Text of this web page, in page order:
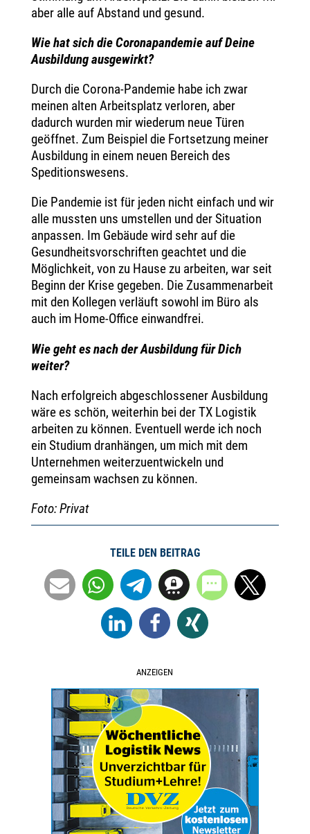
aber alle auf Abstand und gesund.
Wie hat sich die Coronapandemie auf Deine
Ausbildung ausgewirkt?
Durch die Corona-Pandemie habe ich zwar
meinen alten Arbeitsplatz verloren, aber
dadurch wurden mir wiederum neue Türen
geöffnet. Zum Beispiel die Fortsetzung meiner
Ausbildung in einem neuen Bereich des
Speditionswesens.
Die Pandemie ist für jeden nicht einfach und wir
alle mussten uns umstellen und der Situation
anpassen. Im Gebäude wird sehr auf die
Gesundheitsvorschriften geachtet und die
Möglichkeit, von zu Hause zu arbeiten, war seit
Beginn der Krise gegeben. Die Zusammenarbeit
mit den Kollegen verläuft sowohl im Büro als
auch im Home-Office einwandfrei.
Wie geht es nach der Ausbildung für Dich
weiter?
Nach erfolgreich abgeschlossener Ausbildung
wäre es schön, weiterhin bei der TX Logistik
arbeiten zu können. Eventuell werde ich noch
ein Studium dranhängen, um mich mit dem
Unternehmen weiterzuentwickeln und
gemeinsam wachsen zu können.
Foto: Privat
TEILE DEN BEITRAG
ANZEIGEN